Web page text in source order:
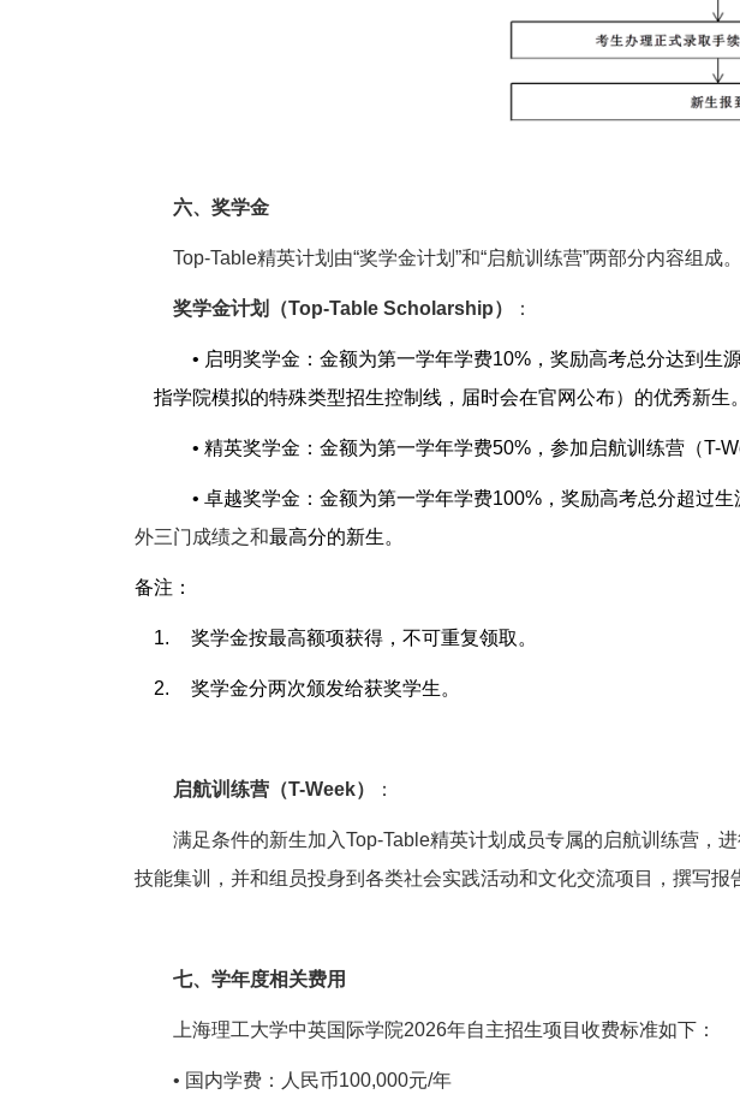
六、奖学金
Top-Table精英计划由“奖学金计划”和“启航训练营”两部分内容组成。
奖学金计划（Top-Table Scholarship） ：
• 启明奖学金：金额为第一学年学费10% ，奖励高考总分达到生
指学院模拟的特殊类型招生控制线，届时会在官网公布）的优秀新生。
• 精英奖学金：金额为第一学年学费50% ，参加启航训练营（T-
• 卓越奖学金：金额为第一学年学费100% ，奖励高考总分超过
外三门成绩之和最高分的新生。
备注：
1. 奖学金按最高额项获得，不可重复领取。
2. 奖学金分两次颁发给获奖学生。
启航训练营（T-Week） ：
满足条件的新生加入Top-Table精英计划成员专属的启航训练营，
技能集训，并和组员投身到各类社会实践活动和文化交流项目，撰写报
七、学年度相关费用
上海理工大学中英国际学院2026年自主招生项目收费标准如下：
• 国内学费：人民币100,000元/年